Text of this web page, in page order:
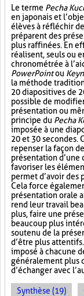
Le terme Pecha
en japonais et
élèves à réfléchir
préparent des
plus raffinées. En
réalisent, seuls ou
chronométrée à
PowerPointou
la méthode
20 diapositives de
possible de
présentation ou
principe du Pecha
imposée à une
20 et 30 secondes.
repenser la façon
présentation
favoriser les
permet d’avoir des
Cela force
présentation orale
rend leur travail
plus, faire une
beaucoup plus
soutenu de la
d’être plus
imposé à chacune
généralement plus
d’échanger avec
Synthèse (19)